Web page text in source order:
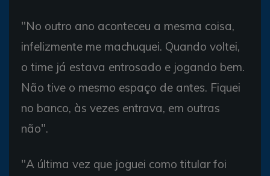
"No outro ano aconteceu a mesma coisa,
infelizmente me machuquei. Quando voltei,
o time já estava entrosado e jogando bem.
Não tive o mesmo espaço de antes. Fiquei
no banco, às vezes entrava, em outras
não".
"A última vez que joguei como titular foi